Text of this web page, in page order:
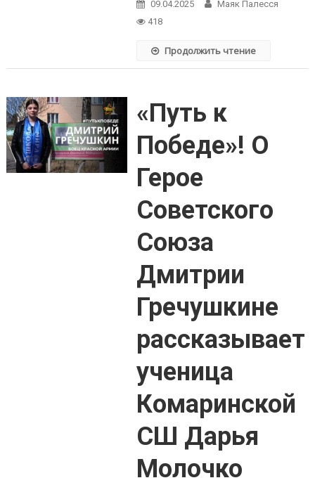
09.04.2025
Маяк Палесся
418
Продолжить чтение
«Путь к
Победе»! О
Герое
Советского
Союза
Дмитрии
Гречушкине
рассказывает
ученица
Комаринской
СШ Дарья
Молочко